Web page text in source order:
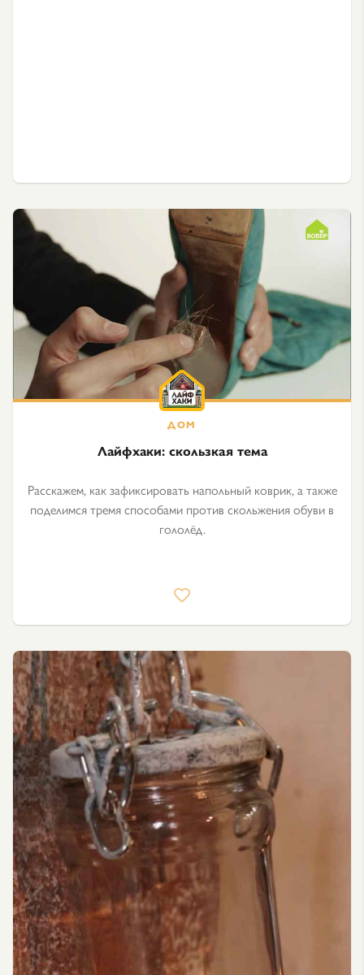
Лайфхаки: скользкая тема
Расскажем, как зафиксировать напольный коврик, а также
поделимся тремя способами против скольжения обуви в
гололёд.